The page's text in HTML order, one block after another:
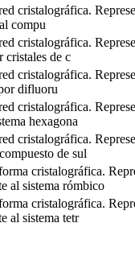
cristalográfica.
compu
cristalográfica.
cristales de c
cristalográfica.
difluoru
cristalográfica.
hexagona
cristalográfica.
de sul
cristalográfica.
al sistema rómbico
cristalográfica.
al sistema tetr